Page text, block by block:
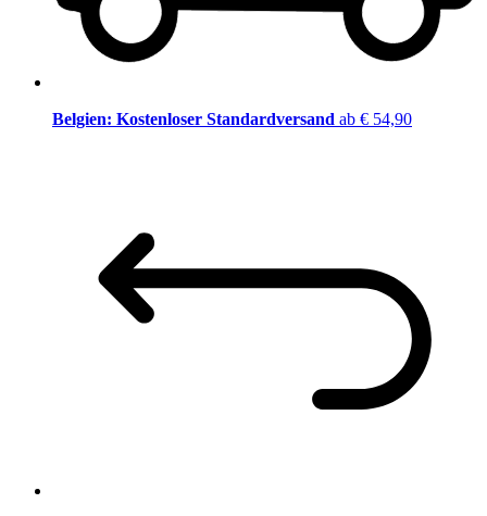
Belgien: Kostenloser Standardversand ab € 54,90